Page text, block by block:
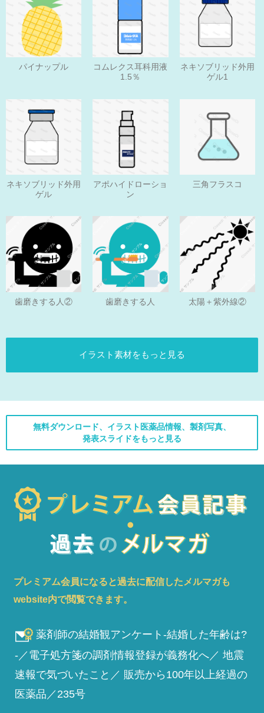
パイナップル
コムレクス耳科用液
1.5％
ネキソブリッド外用
ゲル1
ネキソブリッド外用
ゲル
アポハイドローショ
ン
三角フラスコ
歯磨きする人② 歯磨きする人 太陽＋紫外線②
イラスト素材をもっと見る
無料ダウンロード、イラスト医薬品情報、製剤写真、
発表スライドをもっと見る
プレミアム会員になると過去に配信したメルマガも
website内で閲覧できます。
薬剤師の結婚観アンケート-結婚した年齢は?
-／電子処方箋の調剤情報登録が義務化へ／ 地震
速報で気づいたこと／ 販売から100年以上経過の
医薬品／235号